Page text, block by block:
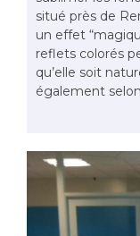
situé près de
un effet
reflets colorés
qu’elle soit
également